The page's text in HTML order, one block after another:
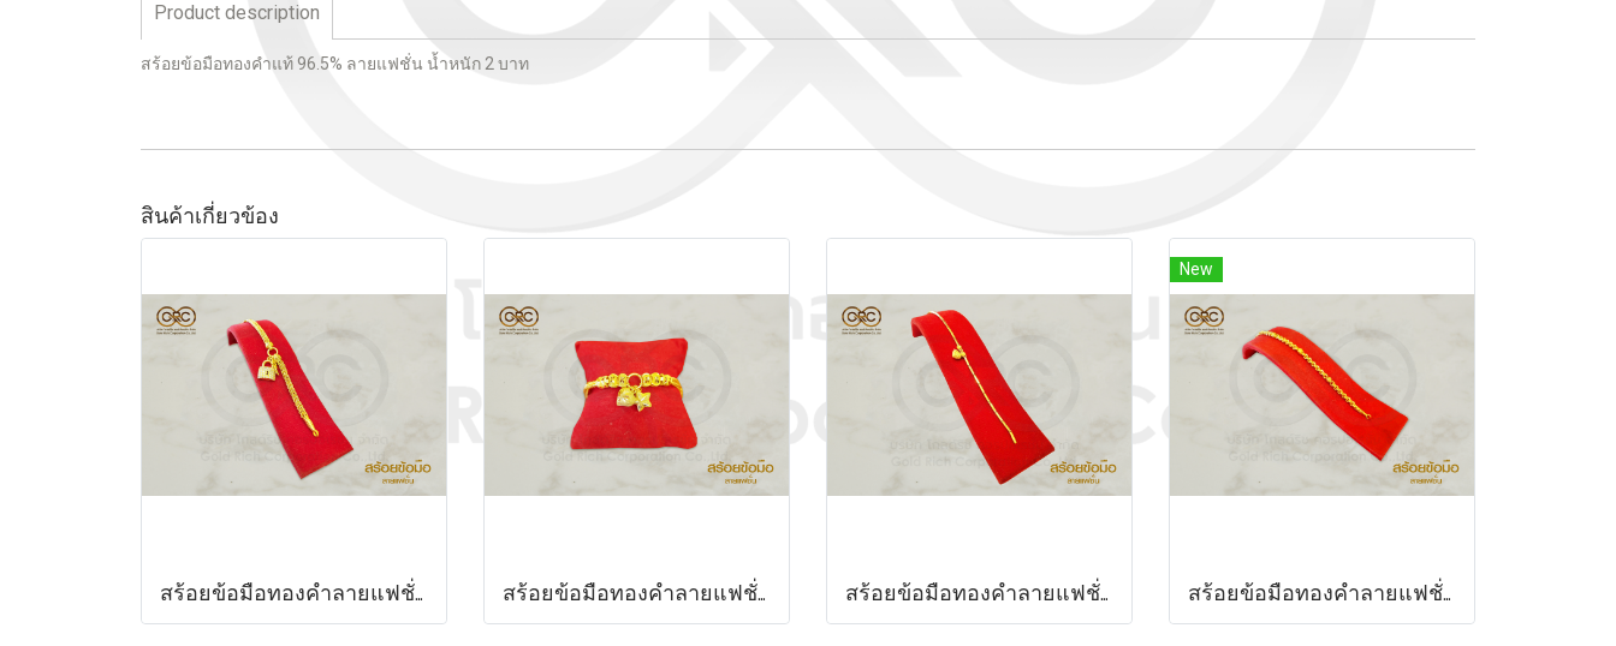
Product description
สร้อยข้อมือทองคำแท้ 96.5% ลายแฟชั่น น้ำหนัก 2 บาท
สินค้าเกี่ยวข้อง
สร้อยข้อมือทองคำลายแฟชั่น สร้อยข้อมือทองคำลายแฟชั่น สร้อยข้อมือทองคำลายแฟชั่น
New
สร้อยข้อมือทองคำลายแฟชั่น